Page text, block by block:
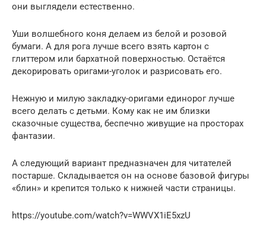
они выглядели естественно.
Уши волшебного коня делаем из белой и розовой
бумаги. А для рога лучше всего взять картон с
глиттером или бархатной поверхностью. Остаётся
декорировать оригами-уголок и разрисовать его.
Нежную и милую закладку-оригами единорог лучше
всего делать с детьми. Кому как не им близки
сказочные существа, беспечно живущие на просторах
фантазии.
А следующий вариант предназначен для читателей
постарше. Складывается он на основе базовой фигуры
«блин» и крепится только к нижней части страницы.
https://youtube.com/watch?v=WWVX1iE5xzU